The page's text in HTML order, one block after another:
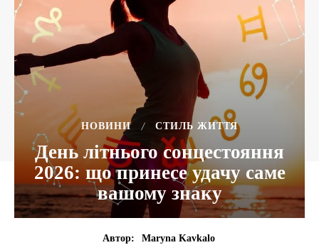
НОВИНИ СТИЛЬ ЖИТТЯ
День літнього сонцестояння
2026: що принесе удачу саме
вашому знаку
Автор:
Maryna Kavkalo